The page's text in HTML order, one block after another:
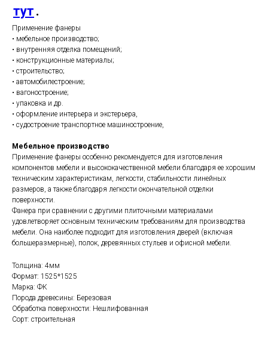
тут .
Применение фанеры
• мебельное производство;
• внутренняя отделка помещений;
• конструкционные материалы;
• строительство;
• автомобилестроение;
• вагоностроение;
• упаковка и др.
• оформление интерьера и экстерьера,
• судостроение транспортное машиностроение,
Мебельное производство
Применение фанеры особенно рекомендуется для изготовления
компонентов мебели и высококачественной мебели благодаря ее хорошим
техническим характеристикам, легкости, стабильности линейных
размеров, а также благодаря легкости окончательной отделки
поверхности.
Фанера при сравнении с другими плиточными материалами
удовлетворяет основным техническим требованиям для производства
мебели. Она наиболее подходит для изготовления дверей (включая
большеразмерные), полок, деревянных стульев и офисной мебели.
Толщина: 4мм
Формат: 1525*1525
Марка: ФК
Порода древесины: Березовая
Обработка поверхности: Нешлифованная
Сорт: строительная